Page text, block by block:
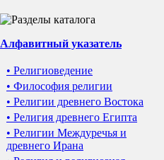
Алфавитный указатель
• Религиоведение
• Философия религии
• Религии древнего Востока
• Религия древнего Египта
• Религии Междуречья и
древнего Ирана